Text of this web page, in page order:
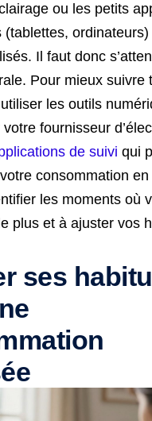
ou les petits
(tablettes,
Il faut donc
Pour mieux suivre
les outils
fournisseur
de suivi qui
consommation
les moments où
plus et à ajuster vos
ses